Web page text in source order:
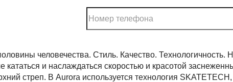
человечества. Стиль. Качество. Технологичность.
кататься и наслаждаться скоростью и красотой
стреп. В Aurora используется технология